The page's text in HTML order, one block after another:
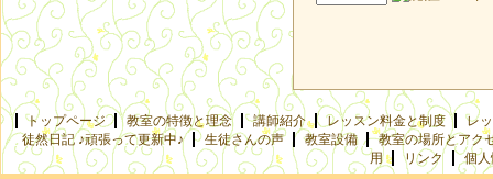
トップページ 教室の特徴と理念 講師紹介 レッスン料金と制度
レ
徒然日記 ♪頑張って更新中♪
生徒さんの声 教室設備
教室の場所とアク
用
リンク
個